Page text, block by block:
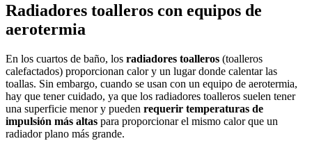
Radiadores toalleros con equipos de
aerotermia
En los cuartos de baño, los radiadores toalleros (toalleros
calefactados) proporcionan calor y un lugar donde calentar las
toallas. Sin embargo, cuando se usan con un equipo de aerotermia,
hay que tener cuidado, ya que los radiadores toalleros suelen tener
una superficie menor y pueden requerir temperaturas de
impulsión más altas para proporcionar el mismo calor que un
radiador plano más grande.